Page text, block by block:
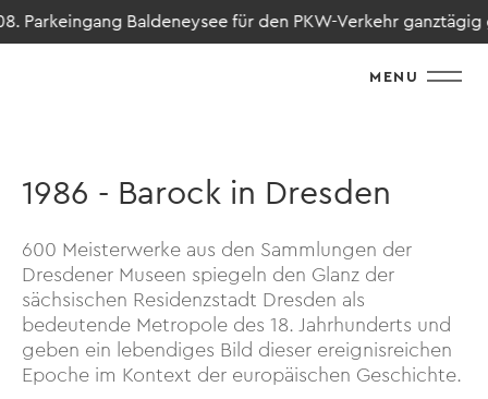
Baldeneysee für den PKW-Verkehr ganztägig
MENU
1986 - Barock in Dresden
600 Meisterwerke aus den Sammlungen der
Dresdener Museen spiegeln den Glanz der
sächsischen Residenzstadt Dresden als
bedeutende Metropole des 18. Jahrhunderts und
geben ein lebendiges Bild dieser ereignisreichen
Epoche im Kontext der europäischen Geschichte.